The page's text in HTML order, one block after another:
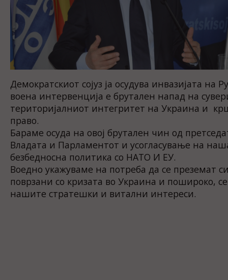
Демократскиот сојуз ја осудува инвазијата на
воена интервенција е брутален напад на
територијалниот интегритет на Украина и
право.
Бараме осуда на овој брутален чин од
Владата и Парламентот и усогласување на
безбедносна политика со НАТО И ЕУ.
Воедно укажуваме на потреба да се преземат
поврзани со кризата во Украина и пошироко,
нашите стратешки и витални интереси.